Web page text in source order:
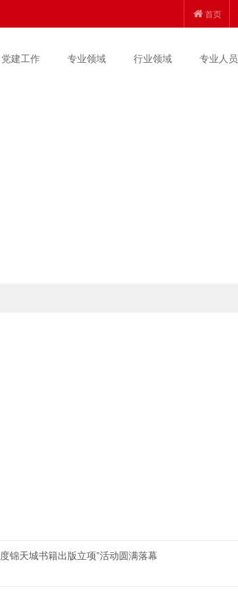
首页
党建工作 专业领域 行业领域 专业人员
锦天城书籍出版立项”活动圆满落幕